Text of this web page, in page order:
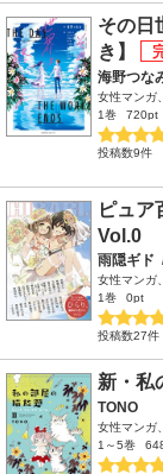
その日
き】
海野つな
女性マンガ
1巻
720pt
投稿数9件
ピュア
Vol.0
雨隠ギド
女性マンガ
1巻
0pt
投稿数27件
新・私
TONO
女性マンガ
1～5巻